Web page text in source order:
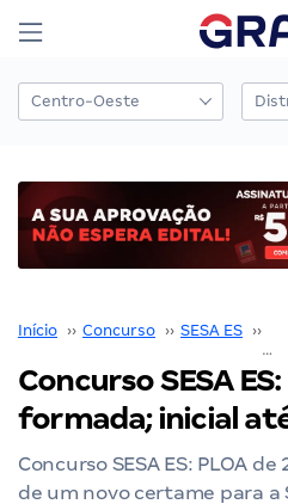
Início ›› Concurso ›› SESA ES ››
Concurso SESA
formada; inicial
Concurso SESA ES: PLOA
de um novo certame para a